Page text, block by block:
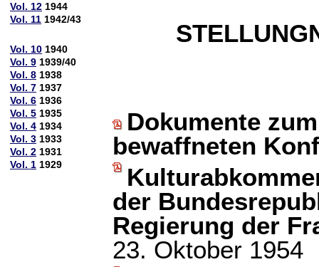
Vol. 12 1944
Vol. 11 1942/43
Vol. 10 1940
Vol. 9 1939/40
Vol. 8 1938
Vol. 7 1937
Vol. 6 1936
Vol. 5 1935
Vol. 4 1934
Vol. 3 1933
Vol. 2 1931
Vol. 1 1929
Dokumente
bewaffneten
der
Regierung der
23. Oktober 1954